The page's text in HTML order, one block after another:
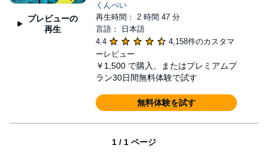
プレビューの
再生
くんぺい
再生時間： 2 時間 47 分
言語： 日本語
4.4
4,158件のカスタマ
ーレビュー
￥1,500 で購入、またはプレミアムプ
ラン30日間無料体験で試す
無料体験を試す
1 / 1 ページ